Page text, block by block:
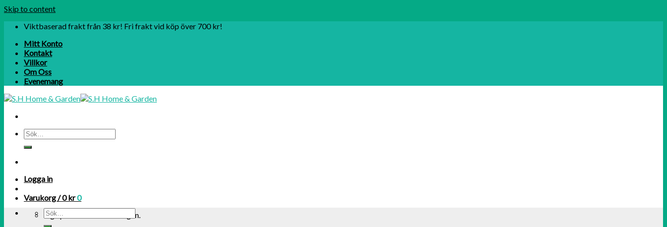
Skip to content
Viktbaserad frakt från 38 kr! Fri frakt vid köp över 700 kr!
Mitt Konto
Kontakt
Villkor
Om Oss
Evenemang
Logga in
Varukorg /0kr0
Inga produkter i varukorgen.